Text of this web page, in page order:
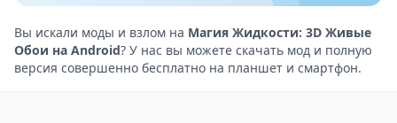
настройку.
Минимальное использование системных ресурсов:
ваше устройство будет работать быстро и без
задержек.
Вы искали моды и взлом на Магия Жидкости: 3D Живые
Обои на Android? У нас вы можете скачать мод и полную
версия совершенно бесплатно на планшет и смартфон.